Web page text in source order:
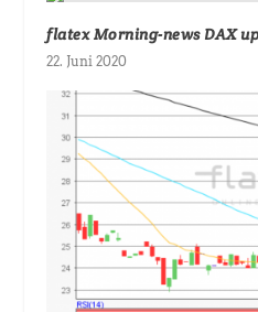
flatex Morning-news DAX
22. Juni 2020